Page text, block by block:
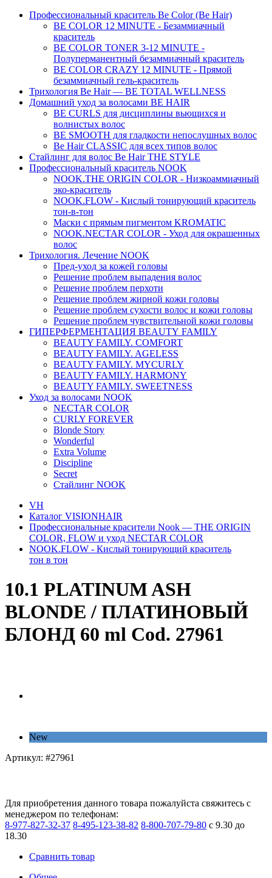
Профессиональный краситель Be Color (Be Hair)
BE COLOR 12 MINUTE - Безаммиачный
краситель
BE COLOR TONER 3-12 MINUTE -
Полуперманентный безаммиачный краситель
BE COLOR CRAZY 12 MINUTE - Прямой
безаммиачный гель-краситель
Трихология Be Hair — BE TOTAL WELLNESS
Домашний уход за волосами BE HAIR
BE CURLS для дисциплины вьющихся и
волнистых волос
BE SMOOTH для гладкости непослушных волос
Be Hair CLASSIC для всех типов волос
Стайлинг для волос Be Hair THE STYLE
Профессиональный краситель NOOK
NOOK.THE ORIGIN COLOR - Низкоаммиачный
эко-краситель
NOOK.FLOW - Кислый тонирующий краситель
тон-в-тон
Маски с прямым пигментом KROMATIC
NOOK.NECTAR COLOR - Уход для окрашенных
волос
Трихология. Лечение NOOK
Пред-уход за кожей головы
Решение проблем выпадения волос
Решение проблем перхоти
Решение проблем жирной кожи головы
Решение проблем сухости волос и кожи головы
Решение проблем чувствительной кожи головы
ГИПЕРФЕРМЕНТАЦИЯ BEAUTY FAMILY
BEAUTY FAMILY. COMFORT
BEAUTY FAMILY. AGELESS
BEAUTY FAMILY. MYCURLY
BEAUTY FAMILY. HARMONY
BEAUTY FAMILY. SWEETNESS
Уход за волосами NOOK
NECTAR COLOR
CURLY FOREVER
Blonde Story
Wonderful
Extra Volume
Discipline
Secret
Стайлинг NOOK
VH
Каталог VISIONHAIR
Профессиональные красители Nook — THE ORIGIN
COLOR, FLOW и уход NECTAR COLOR
NOOK.FLOW - Кислый тонирующий краситель
тон в тон
10.1 PLATINUM ASH
BLONDE / ПЛАТИНОВЫЙ
БЛОНД 60 ml Cod. 27961
New
Артикул: #27961
Для приобретения данного товара пожалуйста свяжитесь с
менеджером по телефонам:
8-977-827-32-37 8-495-123-38-82 8-800-707-79-80 с 9.30 до
18.30
Сравнить товар